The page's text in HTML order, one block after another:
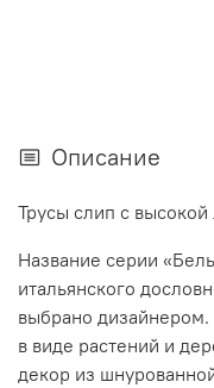
Описание
Трусы слип с высокой
Название серии
итальянского
выбрано
в виде растений и
декор из